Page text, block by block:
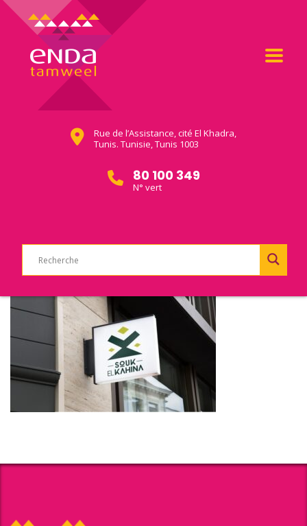
Rue de l’Assistance, cité El Khadra,
Tunis. Tunisie, Tunis 1003
80 100 349
N° vert